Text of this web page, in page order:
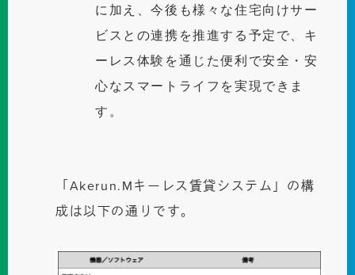
に加え、今後も様々な住宅向けサー
ビスとの連携を推進する予定で、キ
ーレス体験を通じた便利で安全・安
心なスマートライフを実現できま
す。
「Akerun.Mキーレス賃貸システム」の構
成は以下の通りです。